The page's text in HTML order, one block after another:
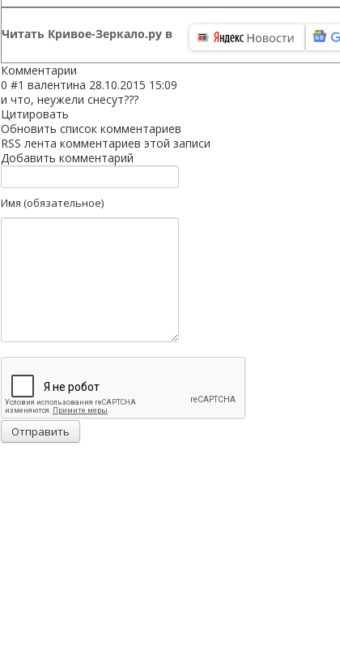
Читать Кривое-Зеркало.ру в
Комментарии
0 #1 валентина 28.10.2015 15:09
и что, неужели снесут???
Цитировать
Обновить список комментариев
RSS лента комментариев этой записи
Добавить комментарий
Имя (обязательное)
Отправить